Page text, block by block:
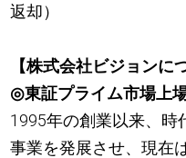
返却）
【株式会社ビジョンに
◎東証プライム市場上
1995年の創業以来、時
事業を発展させ、現在